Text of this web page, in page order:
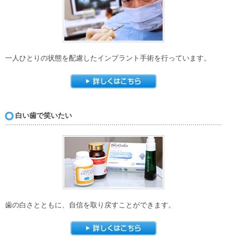
一人ひとりの状態を配慮したインプラント手術を行っています。
白い歯で笑いたい
歯の白さとともに、自信を取り戻すことができます。